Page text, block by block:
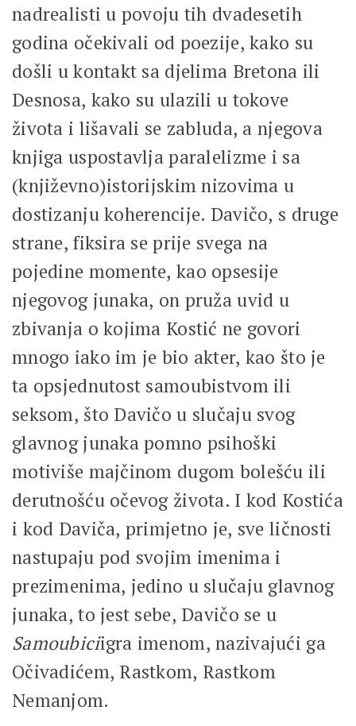
nadrealisti u povoju tih dvadesetih
godina očekivali od poezije, kako su
došli u kontakt sa djelima Bretona ili
Desnosa, kako su ulazili u tokove
života i lišavali se zabluda, a njegova
knjiga uspostavlja paralelizme i sa
(književno)istorijskim nizovima u
dostizanju koherencije. Davičo, s druge
strane, fiksira se prije svega na
pojedine momente, kao opsesije
njegovog junaka, on pruža uvid u
zbivanja o kojima Kostić ne govori
mnogo iako im je bio akter, kao što je
ta opsjednutost samoubistvom ili
seksom, što Davičo u slučaju svog
glavnog junaka pomno psihoški
motiviše majčinom dugom bolešću ili
derutnošću očevog života. I kod Kostića
i kod Daviča, primjetno je, sve ličnosti
nastupaju pod svojim imenima i
prezimenima, jedino u slučaju glavnog
junaka, to jest sebe, Davičo se u
Samoubiciigra imenom, nazivajući ga
Očivadićem, Rastkom, Rastkom
Nemanjom.